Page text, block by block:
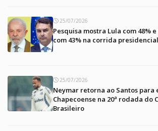
25/07/2026
Pesquisa mostra Lula com 48%
com 43% na corrida presidencial
25/07/2026
Neymar retorna ao Santos para
Chapecoense na 20ª rodada do
Brasileiro